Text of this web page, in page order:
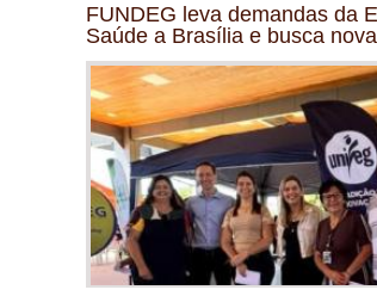
FUNDEG leva demandas da
Saúde a Brasília e busca